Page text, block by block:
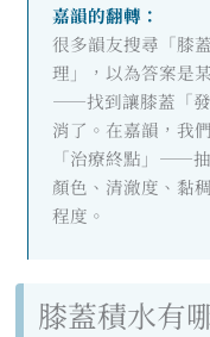
嘉韻的翻轉：
很多韻友搜尋「膝
理」，以為答案是
——找到讓膝蓋「發
消了。在嘉韻，我
「治療終點」——
顏色、清澈度、黏
程度。
膝蓋積水有